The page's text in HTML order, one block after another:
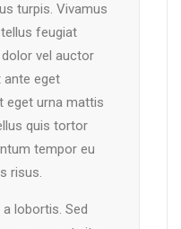
turpis. Vivamus
feugiat
vel auctor
ante eget
eget urna mattis
quis tortor
tempor eu
risus.
lobortis. Sed